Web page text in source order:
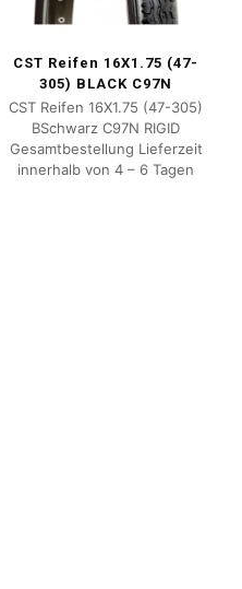
CST Reifen 16X1.75 (47-
305) BLACK C97N
CST Reifen 16X1.75 (47-305)
BSchwarz C97N RIGID
Gesamtbestellung Lieferzeit
innerhalb von 4 – 6 Tagen